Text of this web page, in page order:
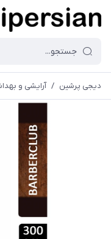
دیجی پرشین / آرایشی و